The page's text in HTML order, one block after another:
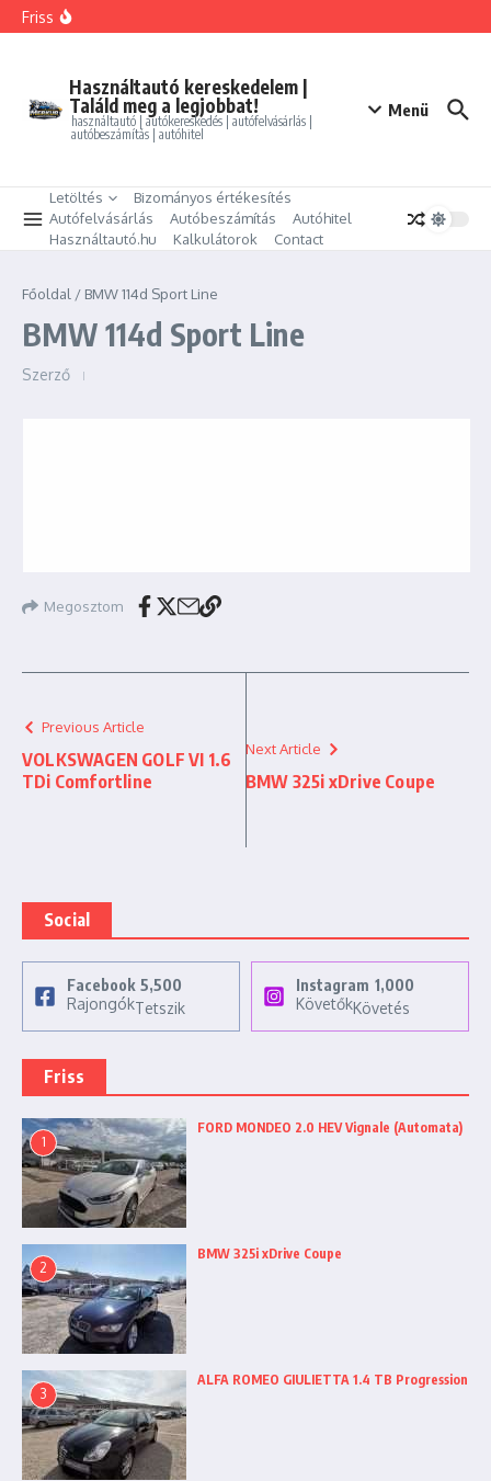
Ugrás a tartalomhoz
Friss
BMW 325i xDrive Coupe
PEUGEOT PARTNER Tepee 1.6 HDi Active
Használtautó kereskedelem |
Találd meg a legjobbat!
használtautó | autókereskedés | autófelvásárlás |
autóbeszámítás | autóhitel
Menü
Letöltés
Bizományos értékesítés
Autófelvásárlás
Autóbeszámítás
Autóhitel
Használtautó.hu
Kalkulátorok Contact
Főoldal / BMW 114d Sport Line
BMW 114d Sport Line
Szerző
Megosztom
Previous Article
VOLKSWAGEN GOLF VI 1.6
TDi Comfortline
Next Article
BMW 325i xDrive Coupe
Social
Facebook 5,500
RajongókTetszik
Instagram 1,000
KövetőkKövetés
Friss
1
FORD MONDEO 2.0 HEV Vignale (Automata)
2
BMW 325i xDrive Coupe
3
ALFA ROMEO GIULIETTA 1.4 TB Progression